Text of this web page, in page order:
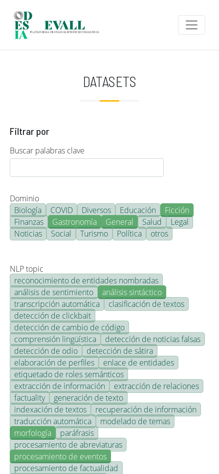
DATASETS
Filtrar por
Buscar palabras clave
Dominio
Biología
COVID Diversos Educación
Ficción
Finanzas
Gastronomía General Salud
Legal
Noticias
Social Turismo Política otros
NLP topic
reconocimiento de entidades nombradas
análisis de sentimiento
análisis sintáctico
transcripción automática
clasificación de textos
detección de clickbait
detección de cambio de código
comprensión lingüística
detección de noticias falsas
detección de odio
detección de sátira
elaboración de perfiles
enlace de entidades
etiquetado de roles semánticos
extracción de información
extracción de relaciones
factuality
generación de texto
indexación de textos
recuperación de información
traducción automática
modelado de temas
morfología
paráfrasis
procesamiento de abreviaturas
procesamiento de eventos
procesamiento de factualidad